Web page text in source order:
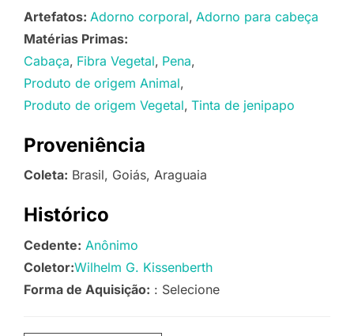
Artefatos: Adorno corporal Adorno para cabeça
Matérias Primas:
Cabaça Fibra Vegetal Pena
Produto de origem Animal
Produto de origem Vegetal Tinta de jenipapo
Proveniência
Coleta: Brasil, Goiás, Araguaia
Histórico
Cedente: Anônimo
Coletor:Wilhelm G. Kissenberth
Forma de Aquisição: : Selecione